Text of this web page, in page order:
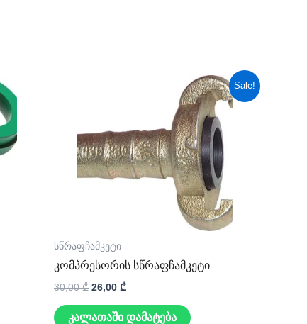
Sale!
სწრაფჩამკეტი
კომპრესორის სწრაფჩამკეტი
30,00₾ 26,00 ₾
კალათაში დამატება